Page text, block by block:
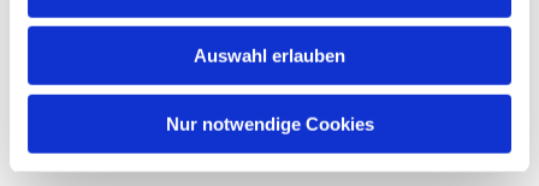
Auswahl erlauben
Nur notwendige Cookies